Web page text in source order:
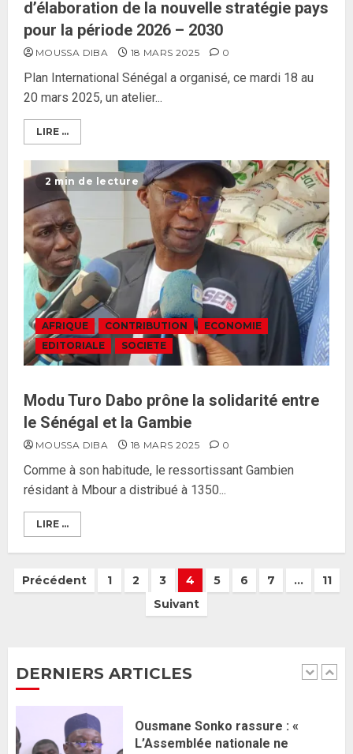
d’élaboration de la nouvelle stratégie pays
pour la période 2026 – 2030
MOUSSA DIBA 18 MARS 2025 0
Plan International Sénégal a organisé, ce mardi 18 au
20 mars 2025, un atelier...
LIRE ...
2 min de lecture
AFRIQUE CONTRIBUTION
ECONOMIE
EDITORIALE
SOCIETE
Modu Turo Dabo prône la solidarité entre
le Sénégal et la Gambie
MOUSSA DIBA 18 MARS 2025 0
Comme à son habitude, le ressortissant Gambien
résidant à Mbour a distribué à 1350...
LIRE ...
Précédent 1 2 3 4 5 6 7 …
11
Suivant
DERNIERS ARTICLES
3
garde ses responsables
26 MAI 2026 0
Réintégration de Sonko à
l’Assemblée nationale : Adji
Mergane Kanouté défend la
majorité parlementaire
26 MAI 2026 0
5
Guy Marius Sagna inquiet après la
J’espère me tromper »
26 MAI 2026
1
Gouvernement Diomaye II :
Ahmadou Al Aminou Lo dévoile
2 JUIN 2026 0
2
Ousmane Sonko rassure : «
politique contre Pastef »
Formation du nouveau
gouvernement : PASTEF pose